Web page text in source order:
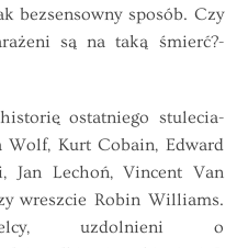
bezsensowny sposób. Czy
są na taką śmierć?-
ostatniego stulecia-
Kurt Cobain, Edward
Jan Lechoń, Vincent Van
wreszcie Robin Williams.
uzdolnieni o